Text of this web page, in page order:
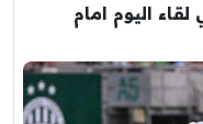
اليوم امام